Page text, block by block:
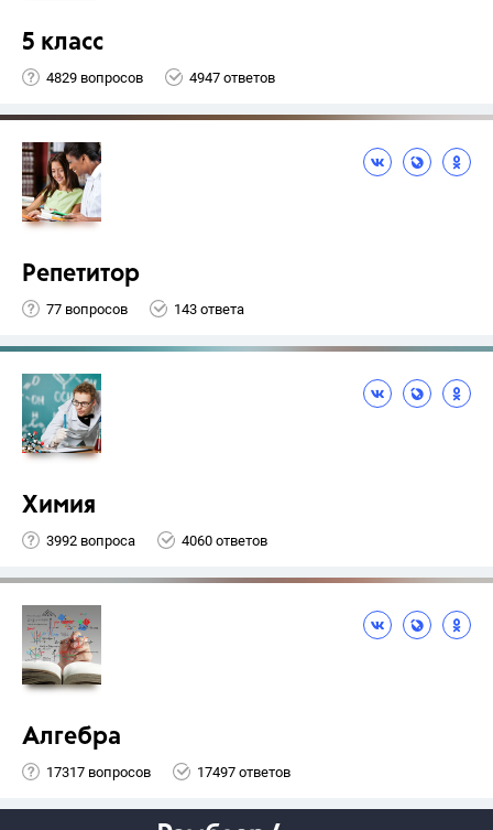
5 класс
4829 вопросов 4947 ответов
Репетитор
77 вопросов 143 ответа
Химия
3992 вопроса 4060 ответов
Алгебра
17317 вопросов 17497 ответов